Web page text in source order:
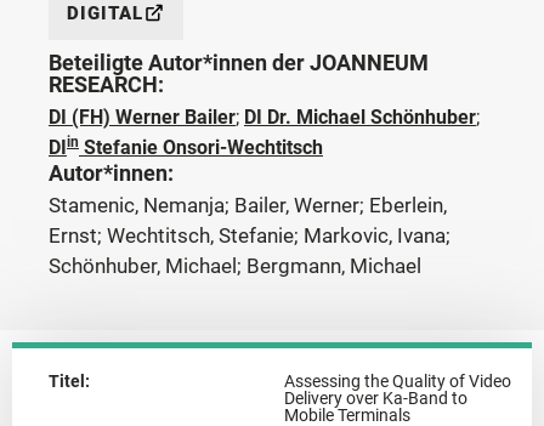
DIGITAL
Beteiligte Autor*innen der JOANNEUM
RESEARCH:
DI (FH) Werner Bailer; DI Dr. Michael Schönhuber;
DIin Stefanie Onsori-Wechtitsch
Autor*innen:
Stamenic, Nemanja; Bailer, Werner; Eberlein,
Ernst; Wechtitsch, Stefanie; Markovic, Ivana;
Schönhuber, Michael; Bergmann, Michael
Titel:
Assessing the Quality of Video
Delivery over Ka-Band to
Mobile Terminals